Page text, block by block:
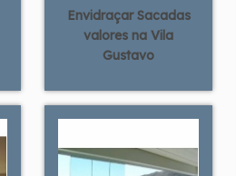
Envidraçar Sacadas
valores na Vila
Gustavo